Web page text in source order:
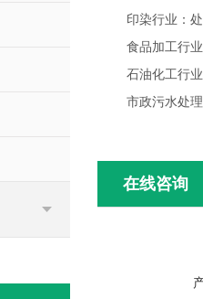
印染行业：
食品加工行
石油化工行
市政污水处
在线咨询